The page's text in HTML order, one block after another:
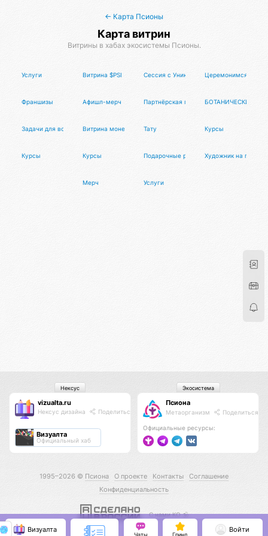
← Карта Псионы
Карта витрин
Витрины в хабах экосистемы Псионы.
Услуги Витрина $PSI Сессия с Уникальным Мастером
Церемонимся с
Франшизы Афишл-мерч Партнёрская программа Афиста Лаб
БОТАНИЧЕСКИЕ
Задачи для волонтеровВитрина монет Тату Курсы
Курсы Курсы Подарочные решенияХудожник на
Мерч Услуги
vizualta.ru
Нексус дизайна Поделиться
Визуалта
Официальный хаб
Нексус
Псиона
Метаорганизм Поделиться
Официальные ресурсы:
Экосистема
1995–2026 © Псиона О проекте Контакты
Соглашение
Конфиденциальность
С нами КО 🕉️
Визуалта
Чаты Гринд
Войти